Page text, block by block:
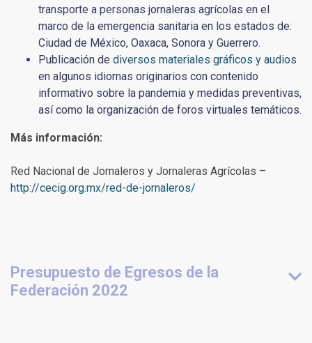
transporte a personas jornaleras agrícolas en el
marco de la emergencia sanitaria en los estados de:
Ciudad de México, Oaxaca, Sonora y Guerrero.
Publicación de diversos materiales gráficos y audios
en algunos idiomas originarios con contenido
informativo sobre la pandemia y medidas preventivas,
así como la organización de foros virtuales temáticos.
Más información:
Red Nacional de Jornaleros y Jornaleras Agrícolas –
http://cecig.org.mx/red-de-jornaleros/
Presupuesto de Egresos de la
Federación 2022